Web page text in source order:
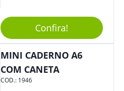
Conforto Ao Utilizá-Lo. Com
Entrada Para Mini Sd Cartão
De Memória, Bateria Interna
Recarregável E Botões De
Volume, Avanço, Retrocesso E
Para Atender Ligações, O
Brinde Ainda É Compatível
Com Diversos Aparelhos.
Confira!
MINI CADERNO A6
COM CANETA
COD.: 1946